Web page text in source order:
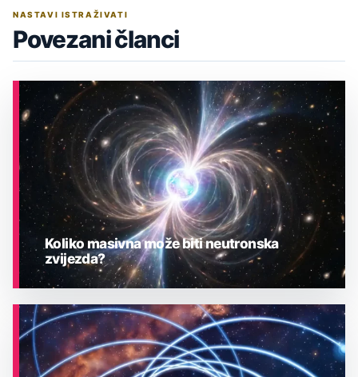
NASTAVI ISTRAŽIVATI
Povezani članci
ASTRONOMIJA
Koliko masivna može biti neutronska
zvijezda?